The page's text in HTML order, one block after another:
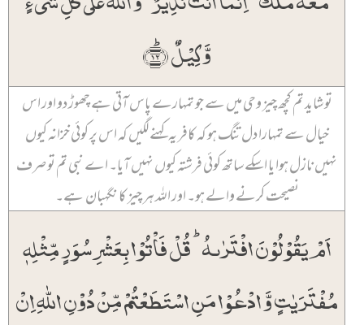
وَّکِیۡلٌ ﴿ؕ۱۲﴾
تو شاید تم کچھ چیز وحی میں سے جو تمہارے پاس آتی ہے چھوڑ دو اور اس
خیال سے تمہارا دل تنگ ہو کہ کافر یہ کہنے لگیں کہ اس پر کوئی خزانہ کیوں
نہیں نازل ہوا یا اسکے ساتھ کوئی فرشتہ کیوں نہیں آیا۔ اے نبی تم تو صرف
نصیحت کرنے والے ہو۔ اور اللہ ہر چیز کا نگہبان ہے۔
اَمۡ یَقُوۡلُوۡنَ افۡتَرٰىہُ ؕ قُلۡ فَاۡتُوۡا بِعَشۡرِ سُوَرٍ مِّثۡلِہٖ
مُفۡتَرَیٰتٍ وَّ ادۡعُوۡا مَنِ اسۡتَطَعۡتُمۡ مِّنۡ دُوۡنِ اللّٰہِ اِنۡ